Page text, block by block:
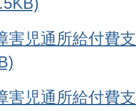
害児通所給付費
害児通所給付費